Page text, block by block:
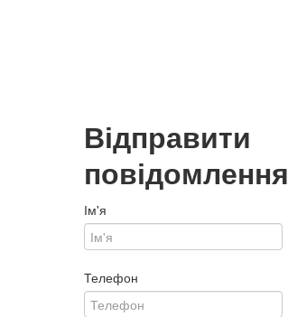
Відправити
повідомлення
Ім'я
Телефон